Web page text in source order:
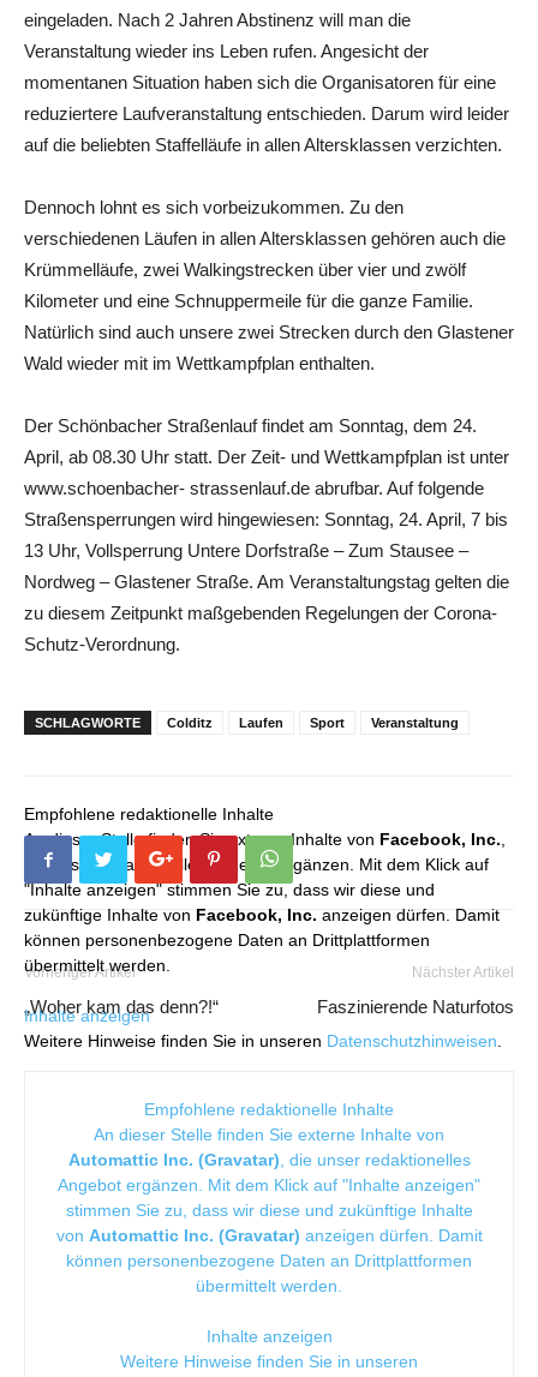
eingeladen. Nach 2 Jahren Abstinenz will man die
Veranstaltung wieder ins Leben rufen. Angesicht der
momentanen Situation haben sich die Organisatoren für eine
reduziertere Laufveranstaltung entschieden. Darum wird leider
auf die beliebten Staffelläufe in allen Altersklassen verzichten.
Dennoch lohnt es sich vorbeizukommen. Zu den
verschiedenen Läufen in allen Altersklassen gehören auch die
Krümmelläufe, zwei Walkingstrecken über vier und zwölf
Kilometer und eine Schnuppermeile für die ganze Familie.
Natürlich sind auch unsere zwei Strecken durch den Glastener
Wald wieder mit im Wettkampfplan enthalten.
Der Schönbacher Straßenlauf findet am Sonntag, dem 24.
April, ab 08.30 Uhr statt. Der Zeit- und Wettkampfplan ist unter
www.schoenbacher- strassenlauf.de abrufbar. Auf folgende
Straßensperrungen wird hingewiesen: Sonntag, 24. April, 7 bis
13 Uhr, Vollsperrung Untere Dorfstraße – Zum Stausee –
Nordweg – Glastener Straße. Am Veranstaltungstag gelten die
zu diesem Zeitpunkt maßgebenden Regelungen der Corona-
Schutz-Verordnung.
SCHLAGWORTE Colditz Laufen Sport Veranstaltung
Empfohlene redaktionelle Inhalte
An dieser Stelle finden Sie externe Inhalte von Facebook, Inc.
die unser redaktionelles Angebot ergänzen. Mit dem Klick auf
"Inhalte anzeigen" stimmen Sie zu, dass wir diese und
zukünftige Inhalte von Facebook, Inc. anzeigen dürfen. Damit
können personenbezogene Daten an Drittplattformen
übermittelt werden.
Inhalte anzeigen
Weitere Hinweise finden Sie in unseren Datenschutzhinweisen
Vorheriger Artikel
„Woher kam das denn?!“
Nächster Artikel
Faszinierende Naturfotos
Empfohlene redaktionelle Inhalte
An dieser Stelle finden Sie externe Inhalte von
Automattic Inc. (Gravatar) , die unser redaktionelles
Angebot ergänzen. Mit dem Klick auf "Inhalte anzeigen"
stimmen Sie zu, dass wir diese und zukünftige Inhalte
von Automattic Inc. (Gravatar) anzeigen dürfen. Damit
können personenbezogene Daten an Drittplattformen
übermittelt werden.
Inhalte anzeigen
Weitere Hinweise finden Sie in unseren